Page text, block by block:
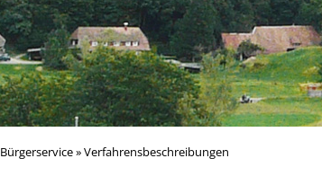
Bürgerservice»Verfahrensbeschreibungen